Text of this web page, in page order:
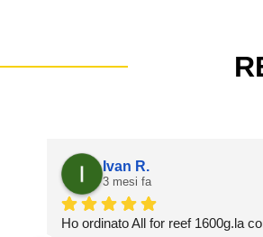
Ivan R.
3 mesi fa
Ho ordinato All for reef 1600g.la